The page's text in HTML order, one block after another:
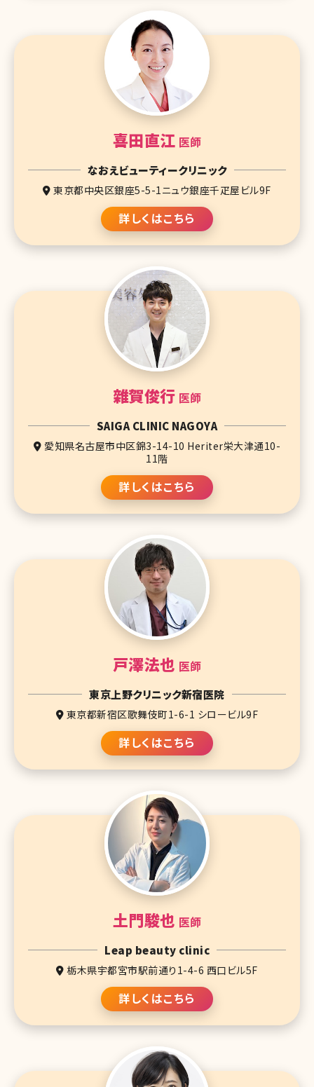
喜田直江 医師
なおえビューティークリニック
東京都中央区銀座5-5-1ニュウ銀座千疋屋ビル9F
詳しくはこちら
雜賀俊行 医師
SAIGA CLINIC NAGOYA
愛知県名古屋市中区錦3-14-10 Heriter栄大津通10-
11階
詳しくはこちら
戸澤法也 医師
東京上野クリニック新宿医院
東京都新宿区歌舞伎町1-6-1 シロービル9F
詳しくはこちら
土門駿也 医師
Leap beauty clinic
栃木県宇都宮市駅前通り1-4-6 西口ビル5F
詳しくはこちら